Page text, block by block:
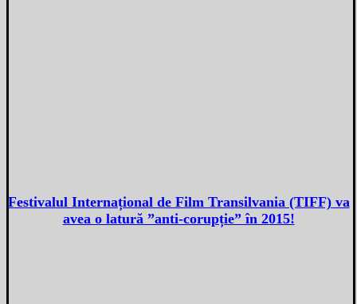
Festivalul Internațional de Film Transilvania (TIFF) va
avea o latură ”anti-corupție” în 2015!